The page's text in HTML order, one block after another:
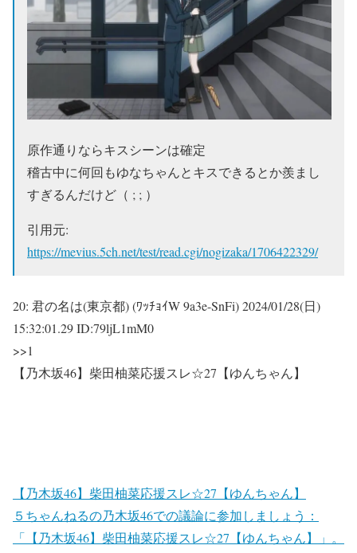
原作通りならキスシーンは確定
稽古中に何回もゆなちゃんとキスできるとか羨まし
すぎるんだけど（ ; ; ）
引用元:
https://mevius.5ch.net/test/read.cgi/nogizaka/1706422329/
20: 君の名は(東京都) (ﾜｯﾁｮｲW 9a3e-SnFi)2024/01/28(日)
15:32:01.29 ID:79ljL1mM0
>>1
【乃木坂46】柴田柚菜応援スレ☆27【ゆんちゃん】
【乃木坂46】柴田柚菜応援スレ☆27【ゆんちゃん】
５ちゃんねるの乃木坂46での議論に参加しましょう：
「【乃木坂46】柴田柚菜応援スレ☆27【ゆんちゃん】」。